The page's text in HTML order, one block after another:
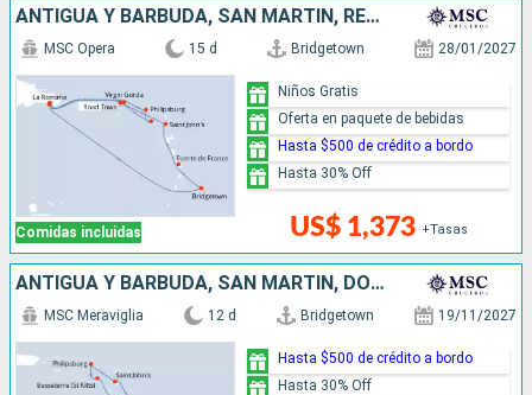
ANTIGUA Y BARBUDA, SAN MARTÍN, REPÚBLICA DOMINICANA, BARBADOS
Comidas incluidas
MSC Opera 15 d Bridgetown 28/01/2027
US$ 1,373 +Tasas
Niños Gratis
Oferta en paquete de bebidas
Hasta $500 de crédito a bordo
Hasta 30% Off
ANTIGUA Y BARBUDA, SAN MARTÍN, DOMINICA, SANTA LUCIA, BARBADOS
MSC Meraviglia 12 d Bridgetown 19/11/2027
Hasta $500 de crédito a bordo
Hasta 30% Off